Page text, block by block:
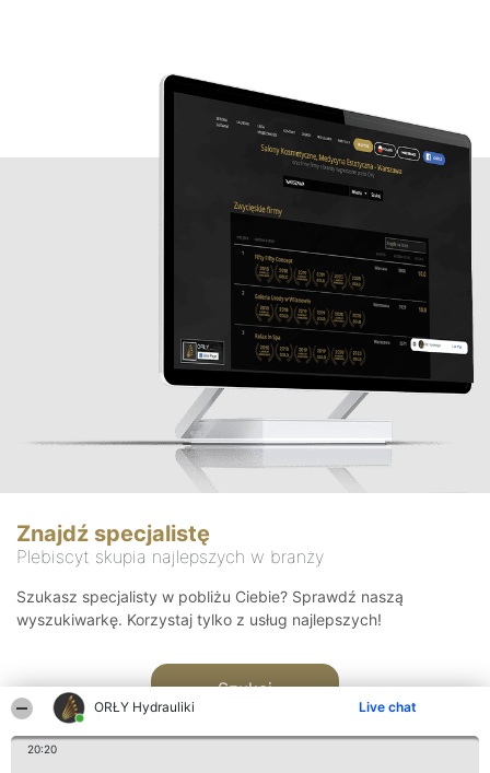
ORŁY Hydrauliki Live chat
20:20
Znajdź specjalistę
Plebiscyt skupia najlepszych w branży
Szukasz specjalisty w pobliżu Ciebie? Sprawdź naszą
wyszukiwarkę. Korzystaj tylko z usług najlepszych!
Szukaj